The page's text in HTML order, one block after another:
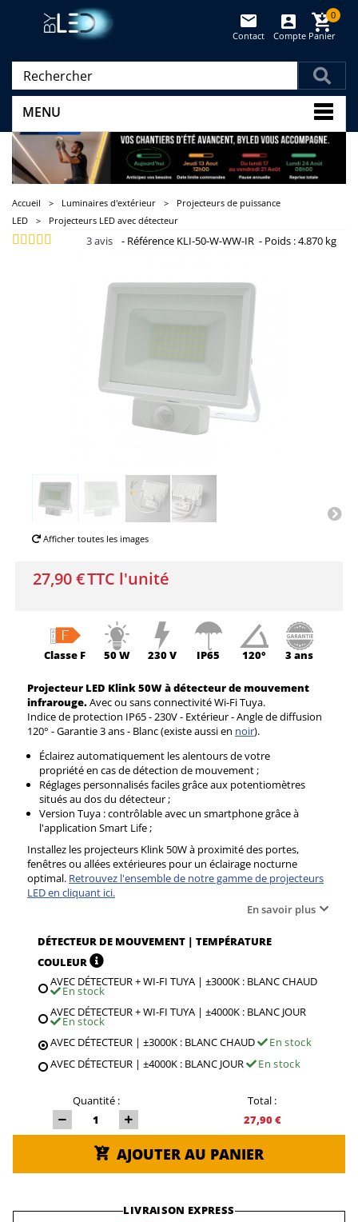
Panier
0
Compte
Contact
MENU
Accueil > Luminaires d'extérieur >
Projecteurs de puissance
LED
> Projecteurs LED avec détecteur
3avis - Référence KLI-50-W-WW-IR - Poids :4.870 kg
Afficher toutes les images
27,90 €TTC l'unité
Classe F 50 W 230 V IP65 120° 3 ans
Projecteur LED Klink 50W à détecteur de mouvement
infrarouge.Avec ou sans connectivité Wi-Fi Tuya.
Indice de protection IP65 - 230V - Extérieur - Angle de diffusion
120° - Garantie 3 ans - Blanc (existe aussi en noir).
Éclairez automatiquement les alentours de votre
propriété en cas de détection de mouvement ;
Réglages personnalisés faciles grâce aux potentiomètres
situés au dos du détecteur ;
Version Tuya : contrôlable avec un smartphone grâce à
l'application Smart Life ;
Installez les projecteurs Klink 50W à proximité des portes,
fenêtres ou allées extérieures pour un éclairage nocturne
optimal. Retrouvez l'ensemble de notre gamme de projecteurs
LED en cliquant ici.
En savoir plus
DÉTECTEUR DE MOUVEMENT | TEMPÉRATURE
COULEUR
AVEC DÉTECTEUR + WI-FI TUYA | ±3000K : BLANC CHAUD
En stock
AVEC DÉTECTEUR + WI-FI TUYA | ±4000K : BLANC JOUR
En stock
AVEC DÉTECTEUR | ±3000K : BLANC CHAUD
En stock
AVEC DÉTECTEUR | ±4000K : BLANC JOUR
En stock
Quantité :
Total :
27,90 €
AJOUTER AU PANIER
LIVRAISON EXPRESS